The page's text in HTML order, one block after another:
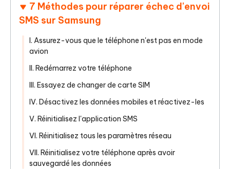
7 Méthodes pour réparer échec d'envoi
SMS sur Samsung
I. Assurez-vous que le téléphone n'est pas en mode
avion
II. Redémarrez votre téléphone
III. Essayez de changer de carte SIM
IV. Désactivez les données mobiles et réactivez-les
V. Réinitialisez l'application SMS
VI. Réinitialisez tous les paramètres réseau
VII. Réinitialisez votre téléphone après avoir
sauvegardé les données